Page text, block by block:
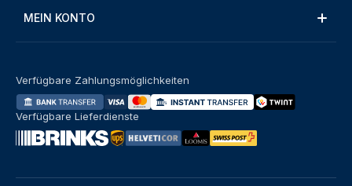
MEIN KONTO
Verfügbare Zahlungsmöglichkeiten
Verfügbare Lieferdienste